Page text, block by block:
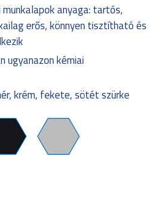
anyaga: tartós,
erős, könnyen tisztítható és
ugyanazon kémiai
krém, fekete, sötét szürke